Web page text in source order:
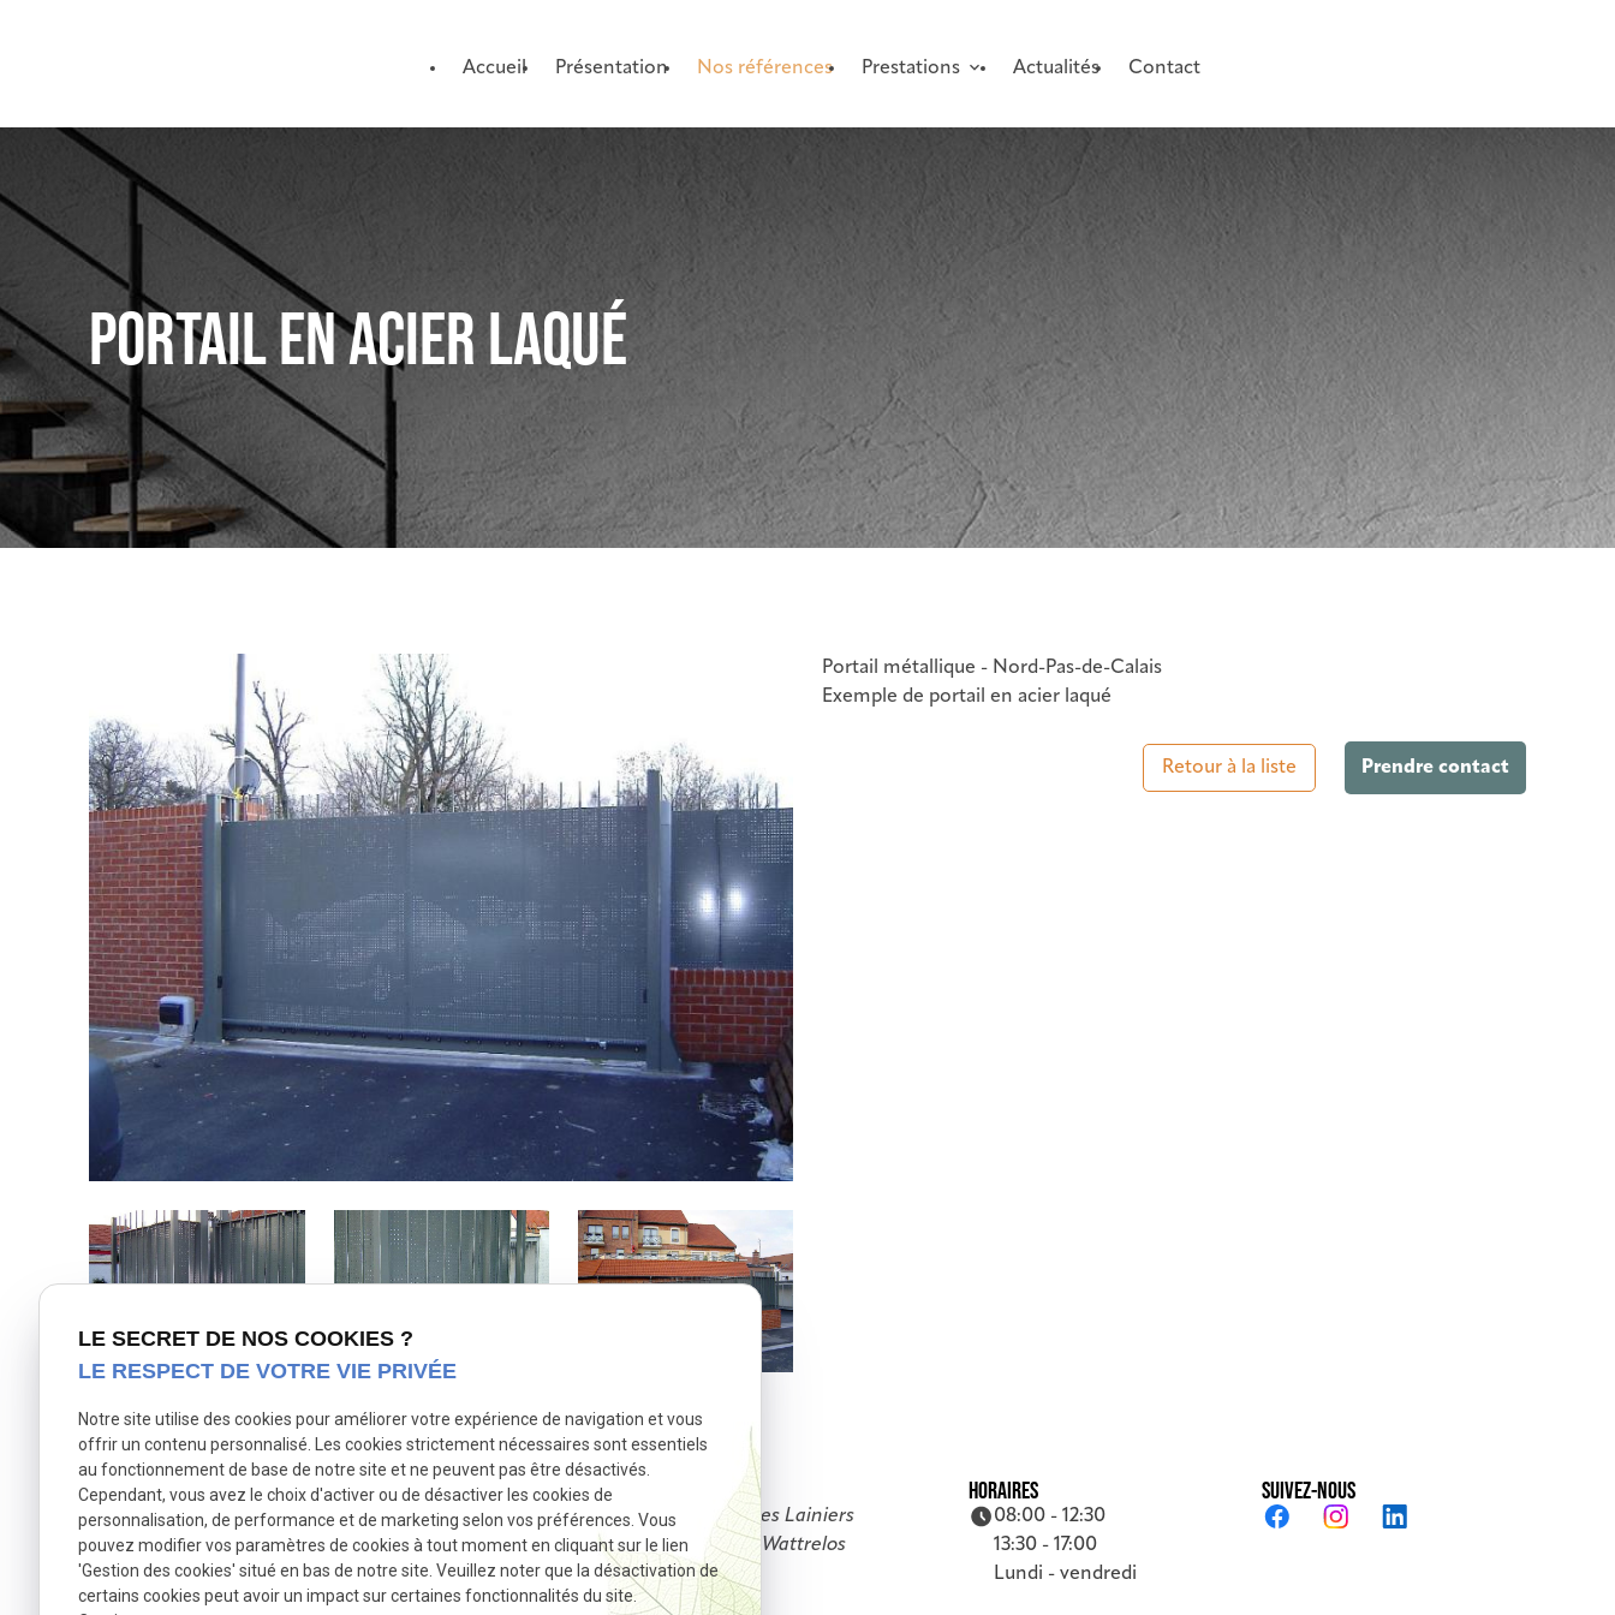
Accueil Présentation Nos références Prestations Actualités Contact
PORTAIL EN ACIER LAQUÉ
Portail métallique - Nord-Pas-de-Calais
Exemple de portail en acier laqué
Retour à la liste Prendre contact
TÉLÉPHONE
03 20 82 00 65
ADRESSE
8 rue des Lainiers
59150 Wattrelos
HORAIRES
08:00 - 12:30
13:30 - 17:00
Lundi - vendredi
SUIVEZ-NOUS
LE SECRET DE NOS COOKIES ?
LE RESPECT DE VOTRE VIE PRIVÉE
Notre site utilise des cookies pour améliorer votre expérience de navigation et vous
offrir un contenu personnalisé. Les cookies strictement nécessaires sont essentiels
au fonctionnement de base de notre site et ne peuvent pas être désactivés.
Cependant, vous avez le choix d'activer ou de désactiver les cookies de
personnalisation, de performance et de marketing selon vos préférences. Vous
pouvez modifier vos paramètres de cookies à tout moment en cliquant sur le lien
'Gestion des cookies' situé en bas de notre site. Veuillez noter que la désactivation de
certains cookies peut avoir un impact sur certaines fonctionnalités du site.